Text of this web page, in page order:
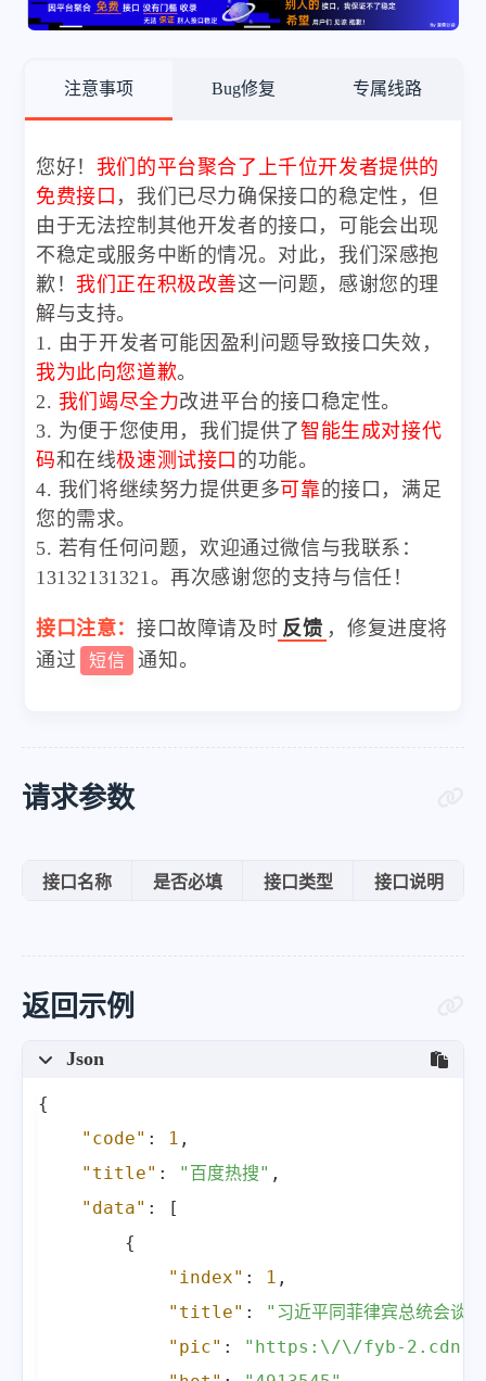
注意事项 Bug修复 专属线路
您好！ 我们的平台聚合了上千位开发者提供的
免费接口 ，我们已尽力确保接口的稳定性，但
由于无法控制其他开发者的接口，可能会出现
不稳定或服务中断的情况。对此，我们深感抱
歉！ 我们正在积极改善这一问题，感谢您的理
解与支持。
1. 由于开发者可能因盈利问题导致接口失效，
我为此向您道歉。
2. 我们竭尽全力改进平台的接口稳定性。
3. 为便于您使用，我们提供了智能生成对接代
码和在线极速测试接口 的功能。
4. 我们将继续努力提供更多可靠的接口，满足
您的需求。
5. 若有任何问题，欢迎通过微信与我联系：
13132131321。再次感谢您的支持与信任！
接口注意： 接口故障请及时 反馈 ，修复进度将
通过
短信 通知。
请求参数
接口名称 是否必填 接口类型 接口说明
返回示例
Json
{
"code" : 1 ,
"title" : "百度热搜" ,
"data" :
[
{
"index" : 1 ,
"title" : "习近平同菲律宾总统会谈"
"pic" :
"https:\/\/fyb-